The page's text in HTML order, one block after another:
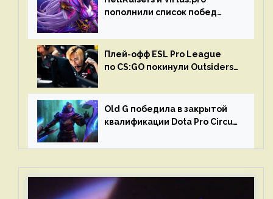
пополнили список побед
Плей-офф ESL Pro League
по CS:GO покинули Outsiders
Old G победила в закрытой
квалификации Dota Pro Circuit